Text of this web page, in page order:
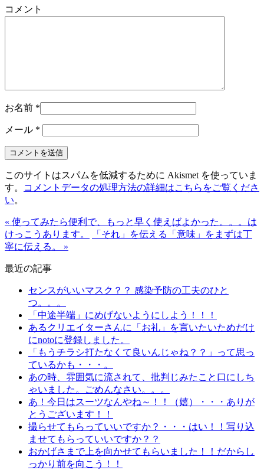
コメント
お名前 *
メール *
このサイトはスパムを低減するために Akismet を使っていま
す。
コメントデータの処理方法の詳細はこちらをご覧くださ
い。
« 使ってみたら便利で、もっと早く使えばよかった。。。は
けっこうあります。
「それ」を伝える「意味」をまずは丁
寧に伝える。 »
最近の記事
センスがいいマスク？？ 感染予防の工夫のひと
つ。。。
「中途半端」にめげないようにしよう！！！
あるクリエイターさんに「お礼」を言いたいためだけ
にnotoに登録しました。
「もうチラシ打たなくて良いんじゃね？？」って思っ
ているかも・・・。
あの時、雰囲気に流されて、批判じみたこと口にしち
ゃいました。ごめんなさい。。。
あ！今日はスーツなんやね～！！（嬉）・・・ありが
とうございます！！
撮らせてもらっていいですか？・・・はい！！写り込
ませてもらっていいですか？？
おかげさまで上を向かせてもらいました！！だからし
っかり前を向こう！！